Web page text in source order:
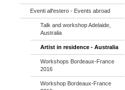
Eventi all'estero - Events abroad
Talk and workshop Adelaide,
Australia
Artist in residence - Australia
Workshops Bordeaux-France
2016
Workshop Bordeaux-France